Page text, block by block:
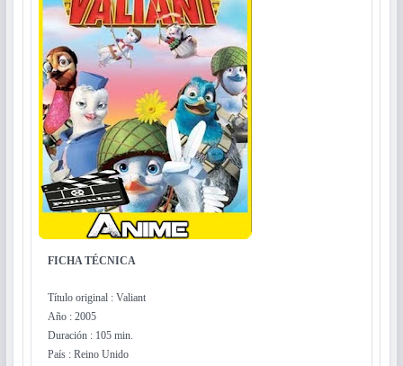
FICHA TÉCNICA
Título original : Valiant
Año : 2005
Duración : 105 min.
País : Reino Unido